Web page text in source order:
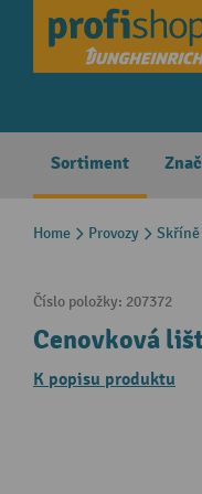
Skip to main
Sortiment
Home Provozy Skříně
Číslo položky: 207372
Cenovková
K popisu produktu